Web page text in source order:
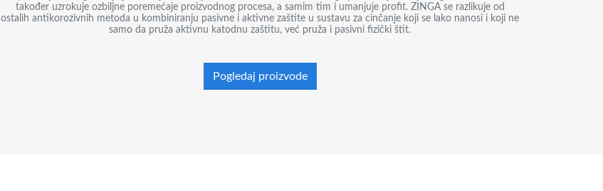
također uzrokuje ozbiljne poremećaje proizvodnog procesa, a samim tim i umanjuje profit. ZINGA se razlikuje od
ostalih antikorozivnih metoda u kombiniranju pasivne i aktivne zaštite u sustavu za cinčanje koji se lako nanosi i koji ne
samo da pruža aktivnu katodnu zaštitu, već pruža i pasivni fizički štit.
Pogledaj proizvode